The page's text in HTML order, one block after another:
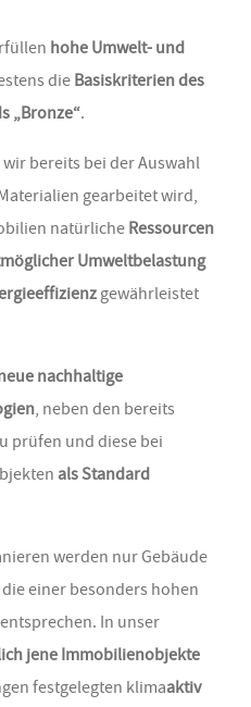
hohe Umwelt- und
dieBasiskriterien des
„Bronze“.
bereits bei der Auswahl
gearbeitet wird,
natürliche Ressourcen
Umweltbelastung
gewährleistet
nachhaltige
, neben den bereits
prüfen und diese bei
als Standard
werden nur Gebäude
einer besonders hohen
In unser
jene Immobilienobjekte
festgelegten klimaaktiv